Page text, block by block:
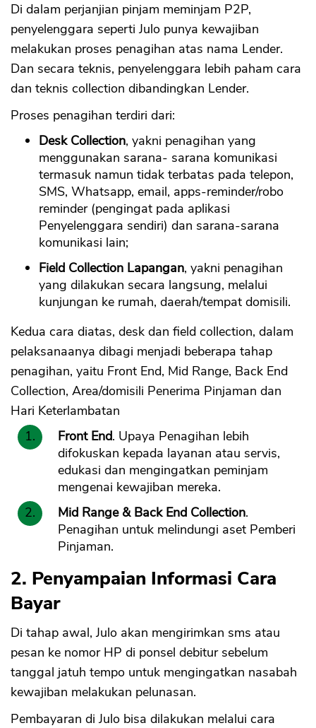
Di dalam perjanjian pinjam meminjam P2P,
penyelenggara seperti Julo punya kewajiban
melakukan proses penagihan atas nama Lender.
Dan secara teknis, penyelenggara lebih paham cara
dan teknis collection dibandingkan Lender.
Proses penagihan terdiri dari:
Desk Collection, yakni penagihan yang
menggunakan sarana- sarana komunikasi
termasuk namun tidak terbatas pada telepon,
SMS, Whatsapp, email, apps-reminder/robo
reminder (pengingat pada aplikasi
Penyelenggara sendiri) dan sarana-sarana
komunikasi lain;
Field Collection Lapangan, yakni penagihan
yang dilakukan secara langsung, melalui
kunjungan ke rumah, daerah/tempat domisili.
Kedua cara diatas, desk dan field collection, dalam
pelaksanaanya dibagi menjadi beberapa tahap
penagihan, yaitu Front End, Mid Range, Back End
Collection, Area/domisili Penerima Pinjaman dan
Hari Keterlambatan
Front End. Upaya Penagihan lebih
difokuskan kepada layanan atau servis,
edukasi dan mengingatkan peminjam
mengenai kewajiban mereka.
Mid Range & Back End Collection.
Penagihan untuk melindungi aset Pemberi
Pinjaman.
2. Penyampaian Informasi Cara
Bayar
Di tahap awal, Julo akan mengirimkan sms atau
pesan ke nomor HP di ponsel debitur sebelum
tanggal jatuh tempo untuk mengingatkan nasabah
kewajiban melakukan pelunasan.
Pembayaran di Julo bisa dilakukan melalui cara